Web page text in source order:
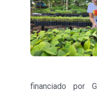
financiado por